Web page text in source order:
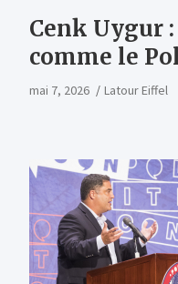
Cenk Uygur
comme le
mai 7, 2026 Latour Eiffel